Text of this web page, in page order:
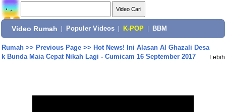
Video Rumah Populer Videos K-POP BBM
Rumah>> Previous Page>> Hot News! Ini Alasan Al Ghazali Desa
k Bunda Maia Cepat Nikah Lagi - Cumicam 16 September 2017
Lebih